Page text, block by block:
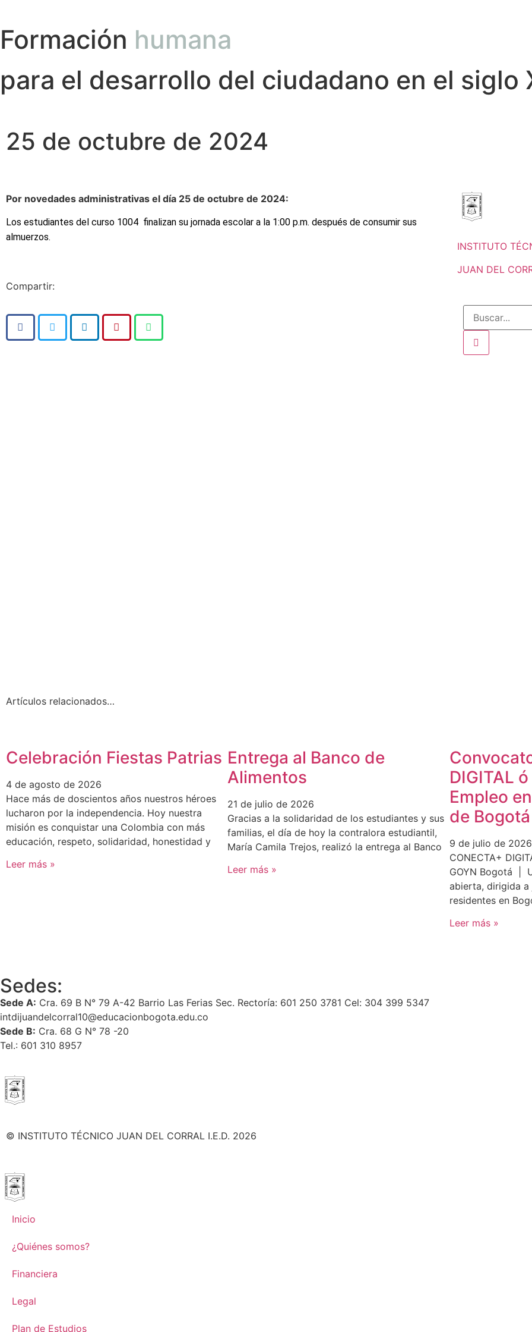
Formación humana
para el desarrollo del ciudadano en el siglo
25 de octubre de 2024
Por novedades administrativas el día 25 de octubre de 2024:
Los estudiantes del curso 1004 finalizan su jornada escolar a la 1:00 p.m. después de consumir sus
almuerzos.
Compartir:
INSTITUTO
JUAN DEL
Artículos relacionados…
Celebración Fiestas Patrias
4 de agosto de 2026
Hace más de doscientos años nuestros héroes
lucharon por la independencia. Hoy nuestra
misión es conquistar una Colombia con más
educación, respeto, solidaridad, honestidad y
Leer más »
Entrega al Banco de
Alimentos
21 de julio de 2026
Gracias a la solidaridad de los estudiantes y sus
familias, el día de hoy la contralora estudiantil,
María Camila Trejos, realizó la entrega al Banco
Leer más »
DIGITAL
Empleo
de Bogotá
9 de julio de 2026
CONECTA+
GOYN Bogotá |
abierta, dirigida a
residentes en
Leer más »
Sedes:
Sede A: Cra. 69 B N° 79 A-42 Barrio Las Ferias Sec. Rectoría: 601 250 3781 Cel: 304 399 5347
intdijuandelcorral10@educacionbogota.edu.co
Sede B: Cra. 68 G N° 78 -20
Tel.: 601 310 8957
© INSTITUTO TÉCNICO JUAN DEL CORRAL I.E.D. 2026
Inicio
¿Quiénes somos?
Financiera
Legal
Plan de Estudios